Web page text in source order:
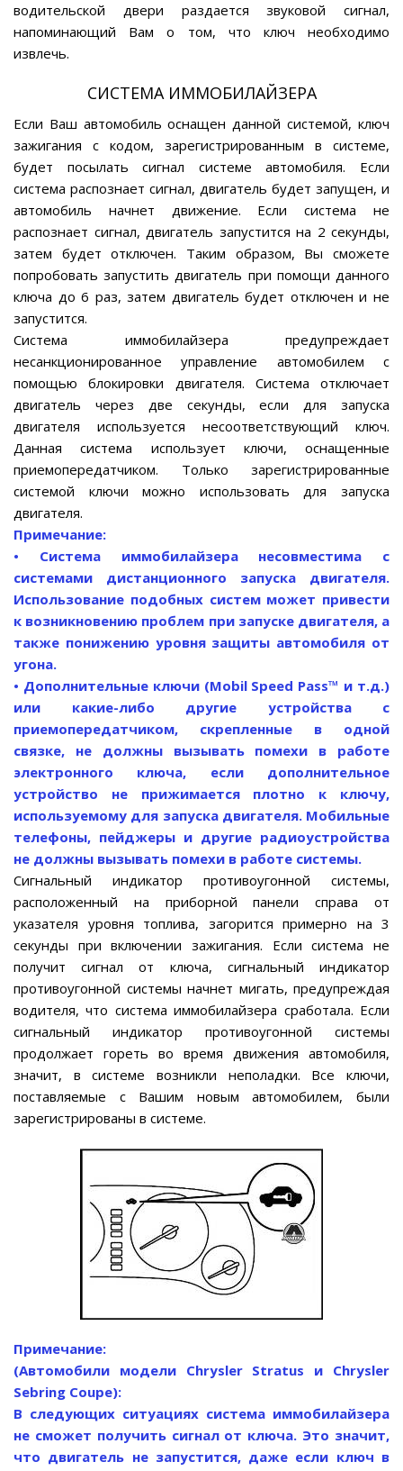
водительской двери раздается звуковой сигнал,
напоминающий Вам о том, что ключ необходимо
извлечь.
СИСТЕМА ИММОБИЛАЙЗЕРА
Если Ваш автомобиль оснащен данной системой, ключ
зажигания с кодом, зарегистрированным в системе,
будет посылать сигнал системе автомобиля. Если
система распознает сигнал, двигатель будет запущен, и
автомобиль начнет движение. Если система не
распознает сигнал, двигатель запустится на 2 секунды,
затем будет отключен. Таким образом, Вы сможете
попробовать запустить двигатель при помощи данного
ключа до 6 раз, затем двигатель будет отключен и не
запустится.
Система иммобилайзера предупреждает
несанкционированное управление автомобилем с
помощью блокировки двигателя. Система отключает
двигатель через две секунды, если для запуска
двигателя используется несоответствующий ключ.
Данная система использует ключи, оснащенные
приемопередатчиком. Только зарегистрированные
системой ключи можно использовать для запуска
двигателя.
Примечание:
• Система иммобилайзера несовместима с
системами дистанционного запуска двигателя.
Использование подобных систем может привести
к возникновению проблем при запуске двигателя, а
также понижению уровня защиты автомобиля от
угона.
• Дополнительные ключи (Mobil Speed Pass™ и т.д.)
или какие-либо другие устройства с
приемопередатчиком, скрепленные в одной
связке, не должны вызывать помехи в работе
электронного ключа, если дополнительное
устройство не прижимается плотно к ключу,
используемому для запуска двигателя. Мобильные
телефоны, пейджеры и другие радиоустройства
не должны вызывать помехи в работе системы.
Сигнальный индикатор противоугонной системы,
расположенный на приборной панели справа от
указателя уровня топлива, загорится примерно на 3
секунды при включении зажигания. Если система не
получит сигнал от ключа, сигнальный индикатор
противоугонной системы начнет мигать, предупреждая
водителя, что система иммобилайзера сработала. Если
сигнальный индикатор противоугонной системы
продолжает гореть во время движения автомобиля,
значит, в системе возникли неполадки. Все ключи,
поставляемые с Вашим новым автомобилем, были
зарегистрированы в системе.
Примечание:
(Автомобили модели Chrysler Stratus и Chrysler
Sebring Coupe):
В следующих ситуациях система иммобилайзера
не сможет получить сигнал от ключа. Это значит,
что двигатель не запустится, даже если ключ в